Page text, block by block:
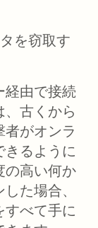
を窃取す
経由で接続
古くから
がオンラ
きるように
の高い何か
た場合、
べて手に